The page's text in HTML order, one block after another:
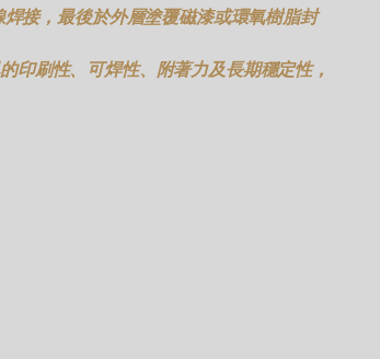
接，最後於外層塗覆磁漆或環氧樹脂封
印刷性、可焊性、附著力及長期穩定性，